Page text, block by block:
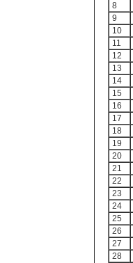
8
9
10
11
12
13
14
15
16
17
18
19
20
21
22
23
24
25
26
27
28